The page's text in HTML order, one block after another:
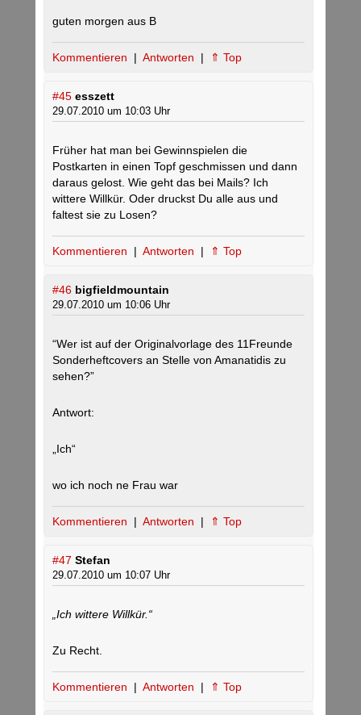
guten morgen aus B
Kommentieren | Antworten | ⇑ Top
#45 esszett
29.07.2010 um 10:03 Uhr
Früher hat man bei Gewinnspielen die
Postkarten in einen Topf geschmissen und dann
daraus gelost. Wie geht das bei Mails? Ich
wittere Willkür. Oder druckst Du alle aus und
faltest sie zu Losen?
Kommentieren | Antworten | ⇑ Top
#46 bigfieldmountain
29.07.2010 um 10:06 Uhr
“Wer ist auf der Originalvorlage des 11Freunde
Sonderheftcovers an Stelle von Amanatidis zu
sehen?”
Antwort:
„Ich“
wo ich noch ne Frau war
Kommentieren | Antworten | ⇑ Top
#47 Stefan
29.07.2010 um 10:07 Uhr
„Ich wittere Willkür.“
Zu Recht.
Kommentieren | Antworten | ⇑ Top